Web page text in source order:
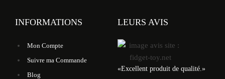
INFORMATIONS
Mon Compte
Suivre ma Commande
Blog
LEURS AVIS
«Excellent produit de qualité.»